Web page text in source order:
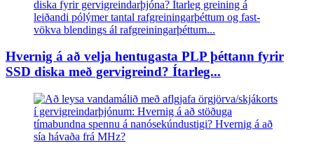
Hvernig á að velja hentugasta PLP þéttann fyrir
SSD diska með gervigreind? Ítarleg...